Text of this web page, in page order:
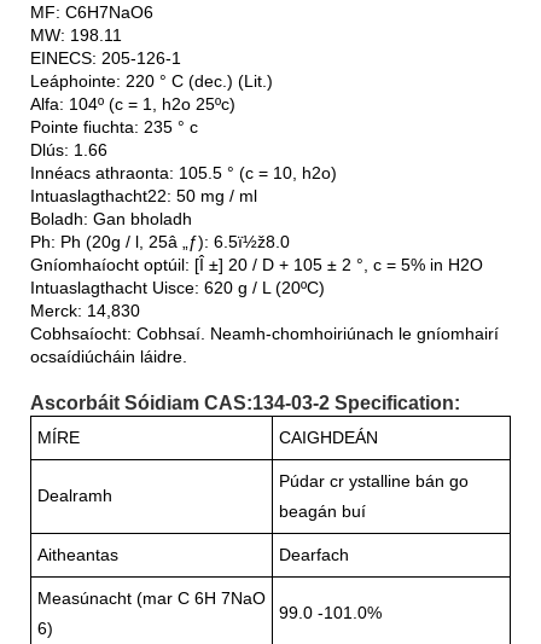
MF: C6H7NaO6
MW: 198.11
EINECS: 205-126-1
Leáphointe: 220 ° C (dec.) (Lit.)
Alfa: 104º (c = 1, h2o 25ºc)
Pointe fiuchta: 235 ° c
Dlús: 1.66
Innéacs athraonta: 105.5 ° (c = 10, h2o)
Intuaslagthacht22: 50 mg / ml
Boladh: Gan bholadh
Ph: Ph (20g / l, 25â „ƒ): 6.5ï½ž8.0
Gníomhaíocht optúil: [Î ±] 20 / D + 105 ± 2 °, c = 5% in H2O
Intuaslagthacht Uisce: 620 g / L (20ºC)
Merck: 14,830
Cobhsaíocht: Cobhsaí. Neamh-chomhoiriúnach le gníomhairí
ocsaídiúcháin láidre.
Ascorbáit Sóidiam CAS:134-03-2 Specification:
MÍRE CAIGHDEÁN
Dealramh
Púdar cr ystalline bán go
beagán buí
Aitheantas Dearfach
Measúnacht (mar C 6H 7NaO
6)
99.0 -101.0%